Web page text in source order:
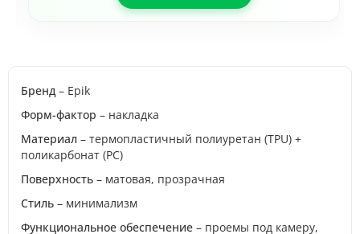
Бренд – Epik
Форм-фактор – накладка
Материал – термопластичный полиуретан (TPU) +
поликарбонат (PC)
Поверхность – матовая, прозрачная
Стиль – минимализм
Функциональное обеспечение – проемы под камеру,